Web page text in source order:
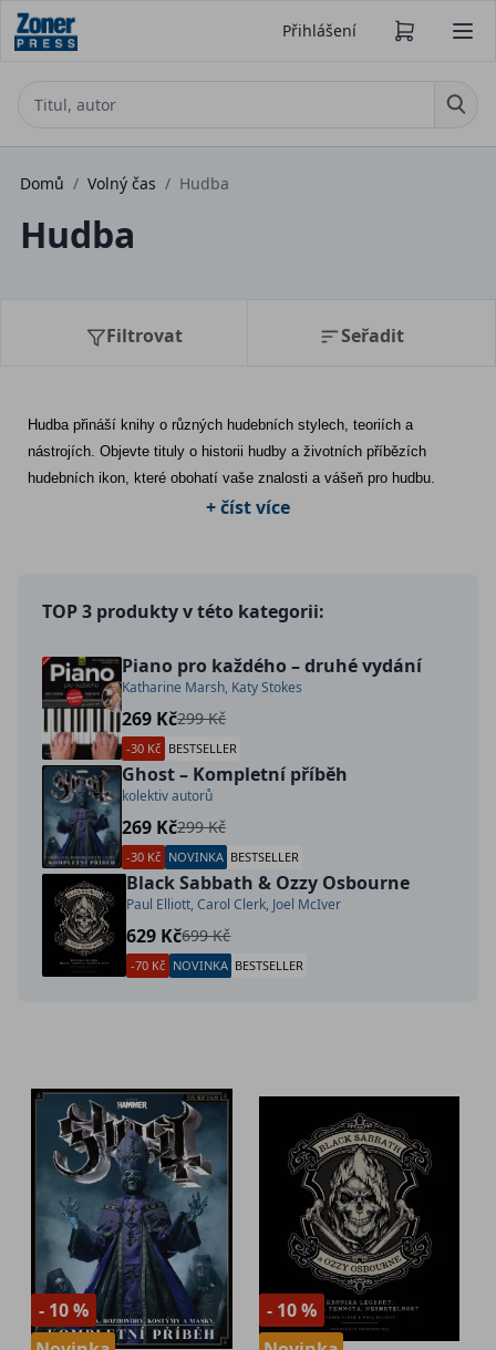
Přihlášení
Domů / Volný čas / Hudba
Hudba
Filtrovat Seřadit
Hudba přináší knihy o různých hudebních stylech, teoriích a
nástrojích. Objevte tituly o historii hudby a životních příbězích
hudebních ikon, které obohatí vaše znalosti a vášeň pro hudbu.
+ číst více
TOP 3 produkty v této kategorii:
Piano pro každého – druhé vydání
Katharine Marsh, Katy Stokes
269 Kč299 Kč
-30 Kč BESTSELLER
Ghost – Kompletní příběh
kolektiv autorů
269 Kč299 Kč
-30 Kč NOVINKA BESTSELLER
Black Sabbath & Ozzy Osbourne
Paul Elliott, Carol Clerk, Joel McIver
629 Kč699 Kč
-70 Kč NOVINKA BESTSELLER
- 10 %
- 10 %